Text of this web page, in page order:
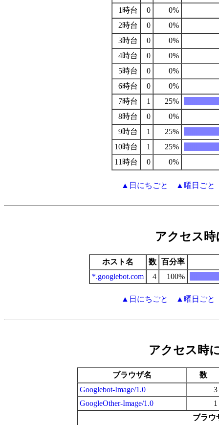
1時台
0
0%
2時台
0
0%
3時台
0
0%
4時台
0
0%
5時台
0
0%
6時台
0
0%
7時台
1 25%
8時台
0
0%
9時台
1 25%
10時台
1 25%
11時台
0 0%
▲日にちごと ▲曜日ごと
アクセス
ホスト名 数 百分率
*.googlebot.com
4 100%
▲日にちごと ▲曜日ごと
アクセス時
ブラウザ名
数
Googlebot-Image/1.0
3
GoogleOther-Image/1.0
1
ブラウ